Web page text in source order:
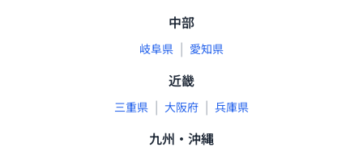
中部
岐阜県 | 愛知県
近畿
三重県 | 大阪府 | 兵庫県
九州・沖縄